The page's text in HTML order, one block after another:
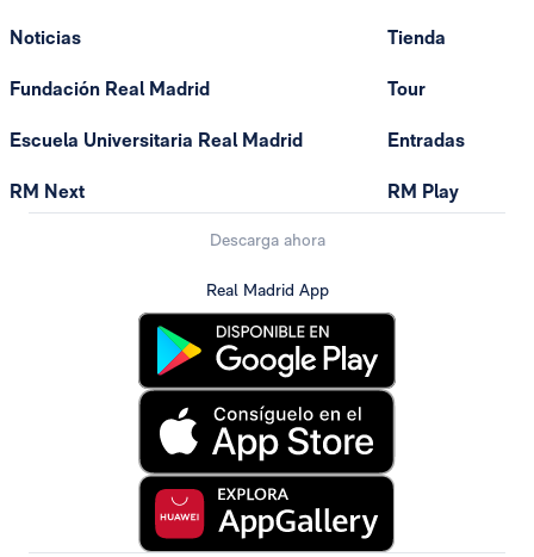
Noticias
Fundación Real Madrid
Escuela Universitaria Real Madrid
RM Next
Tienda
Tour
Entradas
RM Play
Descarga ahora
Real Madrid App